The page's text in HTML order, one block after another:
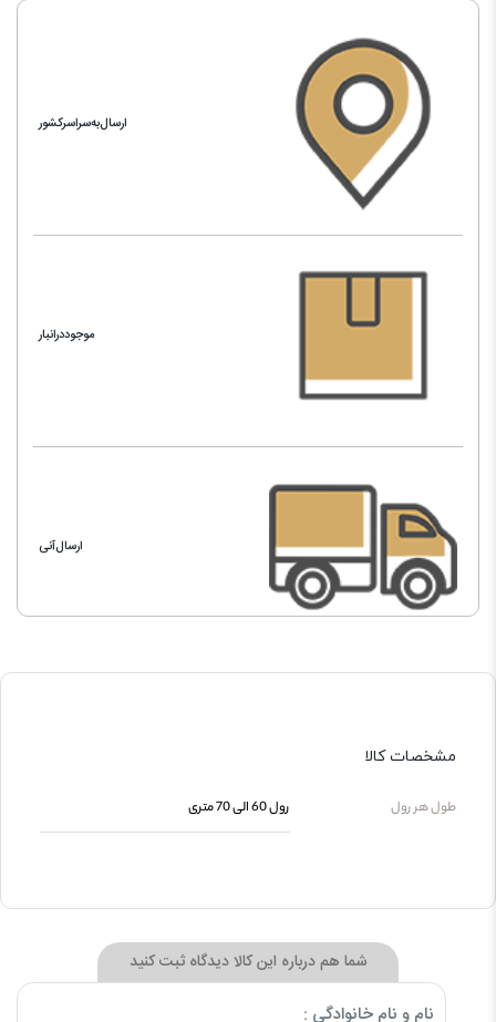
ارسال‌به‌سراسرکشور
موجوددرانبار
ارسال‌آنی
مشخصات کالا
طول هر رول رول 60 الی 70 متری
شما هم درباره این کالا دیدگاه ثبت کنید